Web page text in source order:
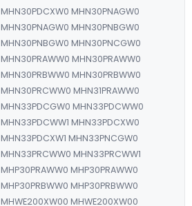
MHN30PDCXW0 MHN30PNAGW0
MHN30PNAGW0 MHN30PNBGW0
MHN30PNBGW0 MHN30PNCGW0
MHN30PRAWW0 MHN30PRAWW0
MHN30PRBWW0 MHN30PRBWW0
MHN30PRCWW0 MHN31PRAWW0
MHN33PDCGW0 MHN33PDCWW0
MHN33PDCWW1 MHN33PDCXW0
MHN33PDCXW1 MHN33PNCGW0
MHN33PRCWW0 MHN33PRCWW1
MHP30PRAWW0 MHP30PRAWW0
MHP30PRBWW0 MHP30PRBWW0
MHWE200XW00 MHWE200XW00